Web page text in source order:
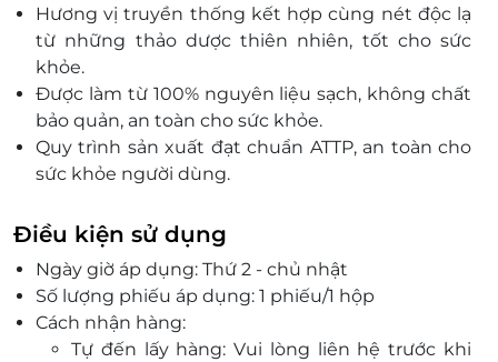
Hương vị truyền thống kết hợp cùng nét độc lạ
từ những thảo dược thiên nhiên, tốt cho sức
khỏe.
Được làm từ 100% nguyên liệu sạch, không chất
bảo quản, an toàn cho sức khỏe.
Quy trình sản xuất đạt chuẩn ATTP, an toàn cho
sức khỏe người dùng.
Điều kiện sử dụng
Ngày giờ áp dụng: Thứ 2 - chủ nhật
Số lượng phiếu áp dụng: 1 phiếu/1 hộp
Cách nhận hàng:
Tự đến lấy hàng: Vui lòng liên hệ trước khi